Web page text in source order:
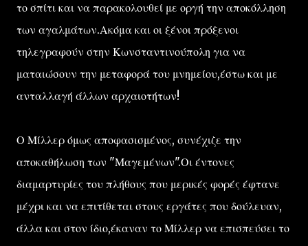
το σπίτι και να παρακολουθεί με οργή την αποκόλληση
των αγαλμάτων.Ακόμα και οι ξένοι πρόξενοι
τηλεγραφούν στην Κωνσταντινούπολη για να
ματαιώσουν την μεταφορά του μνημείου,έστω και με
ανταλλαγή άλλων αρχαιοτήτων!
Ο Μίλλερ όμως αποφασισμένος, συνέχιζε την
αποκαθήλωση των "Μαγεμένων".Οι έντονες
διαμαρτυρίες του πλήθους που μερικές φορές έφτανε
μέχρι και να επιτίθεται στους εργάτες που δούλευαν,
άλλα και στον ίδιο,έκαναν το Μίλλερ να επισπεύσει το